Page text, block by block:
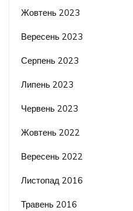
Жовтень 2023
Вересень 2023
Серпень 2023
Липень 2023
Червень 2023
Жовтень 2022
Вересень 2022
Листопад 2016
Травень 2016